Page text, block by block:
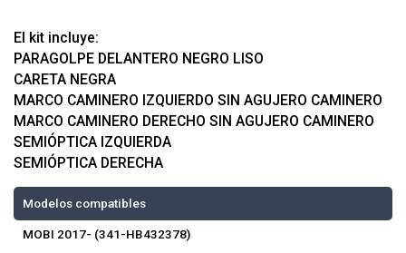
El kit incluye:
PARAGOLPE DELANTERO NEGRO LISO
CARETA NEGRA
MARCO CAMINERO IZQUIERDO SIN AGUJERO CAMINERO
MARCO CAMINERO DERECHO SIN AGUJERO CAMINERO
SEMIÓPTICA IZQUIERDA
SEMIÓPTICA DERECHA
Modelos compatibles
MOBI 2017- (341-HB432378)